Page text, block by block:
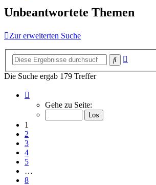
Unbeantwortete Themen
Zur erweiterten Suche
Suche
Die Suche ergab 179 Treffer
von
Gehe zu Seite:
1
2
3
4
5
…
8